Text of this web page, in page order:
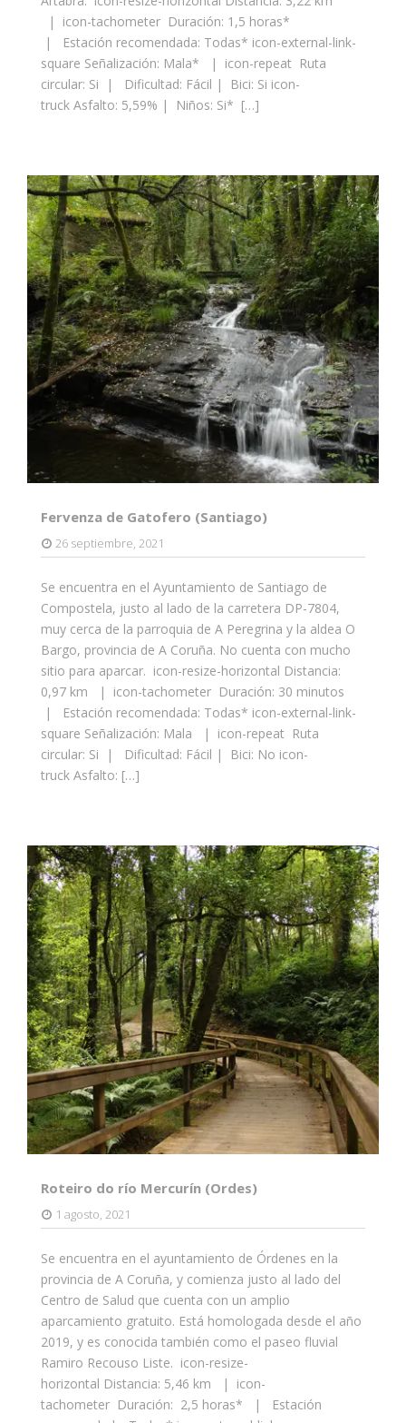
| icon-tachometer Duración: 1,5 horas*
| Estación recomendada: Todas* icon-external-link-
square Señalización: Mala* | icon-repeat Ruta
circular: Si | Dificultad: Fácil | Bici: Si icon-
truck Asfalto: 5,59% | Niños: Si* […]
Fervenza de Gatofero (Santiago)
26 septiembre, 2021
Se encuentra en el Ayuntamiento de Santiago de
Compostela, justo al lado de la carretera DP-7804,
muy cerca de la parroquia de A Peregrina y la aldea O
Bargo, provincia de A Coruña. No cuenta con mucho
sitio para aparcar. icon-resize-horizontal Distancia:
0,97 km | icon-tachometer Duración: 30 minutos
| Estación recomendada: Todas* icon-external-link-
square Señalización: Mala | icon-repeat Ruta
circular: Si | Dificultad: Fácil | Bici: No icon-
truck Asfalto: […]
Roteiro do río Mercurín (Ordes)
1 agosto, 2021
Se encuentra en el ayuntamiento de Órdenes en la
provincia de A Coruña, y comienza justo al lado del
Centro de Salud que cuenta con un amplio
aparcamiento gratuito. Está homologada desde el año
2019, y es conocida también como el paseo fluvial
Ramiro Recouso Liste. icon-resize-
horizontal Distancia: 5,46 km | icon-
tachometer Duración: 2,5 horas* | Estación